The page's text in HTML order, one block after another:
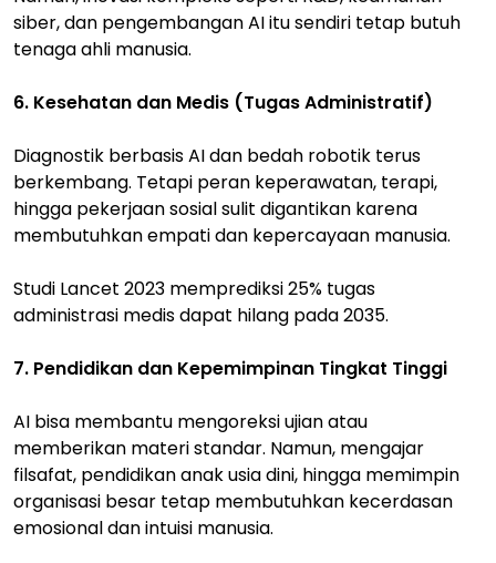
siber, dan pengembangan AI itu sendiri tetap butuh
tenaga ahli manusia.
6. Kesehatan dan Medis (Tugas Administratif)
Diagnostik berbasis AI dan bedah robotik terus
berkembang. Tetapi peran keperawatan, terapi,
hingga pekerjaan sosial sulit digantikan karena
membutuhkan empati dan kepercayaan manusia.
Studi Lancet 2023 memprediksi 25% tugas
administrasi medis dapat hilang pada 2035.
7. Pendidikan dan Kepemimpinan Tingkat Tinggi
AI bisa membantu mengoreksi ujian atau
memberikan materi standar. Namun, mengajar
filsafat, pendidikan anak usia dini, hingga memimpin
organisasi besar tetap membutuhkan kecerdasan
emosional dan intuisi manusia.